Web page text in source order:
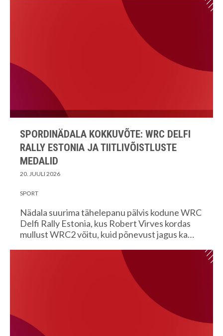
SPORDINÄDALA KOKKUVÕTE: WRC DELFI
RALLY ESTONIA JA TIITLIVÕISTLUSTE
MEDALID
20. JUULI 2026
SPORT
Nädala suurima tähelepanu pälvis kodune WRC
Delfi Rally Estonia, kus Robert Virves kordas
mullust WRC2 võitu, kuid põnevust jagus ka…